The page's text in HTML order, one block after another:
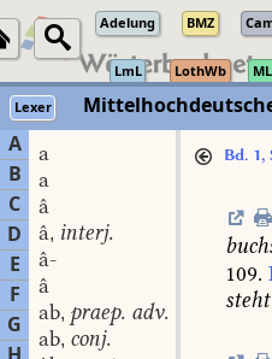
Adelung BMZ
LmL LothWb
Lexer
A
B
C
D
E
F
G
a
a
â
â, interj.
â-
â
ab, praep. adv.
ab, conj.
Bd. 1,
109.
steht